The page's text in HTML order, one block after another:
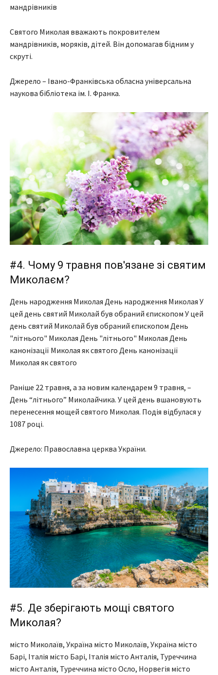
мандрівників
Святого Миколая вважають покровителем
мандрівників, моряків, дітей. Він допомагав бідним у
скруті.
Джерело – Івано-Франківська обласна універсальна
наукова бібліотека ім. І. Франка.
#4. Чому 9 травня пов'язане зі святим
Миколаєм?
День народження Миколая День народження Миколая У
цей день святий Миколай був обраний єпископом У цей
день святий Миколай був обраний єпископом День
"літнього" Миколая День "літнього" Миколая День
канонізації Миколая як святого День канонізації
Миколая як святого
Раніше 22 травня, а за новим календарем 9 травня, –
День “літнього” Миколайчика. У цей день вшановують
перенесення мощей святого Миколая. Подія відбулася у
1087 році.
Джерело: Православна церква України.
#5. Де зберігають мощі святого
Миколая?
місто Миколаїв, Україна місто Миколаїв, Україна місто
Барі, Італія місто Барі, Італія місто Анталія, Туреччина
місто Анталія, Туреччина місто Осло, Норвегія місто